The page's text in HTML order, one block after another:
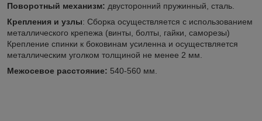
Поворотный механизм: двусторонний пружинный, сталь.
Крепления и узлы: Сборка осуществляется с использованием
металлического крепежа (винты, болты, гайки, саморезы)
Крепление спинки к боковинам усиленна и осуществляется
металлическим уголком толщиной не менее 2 мм.
Межосевое расстояние: 540-560 мм.